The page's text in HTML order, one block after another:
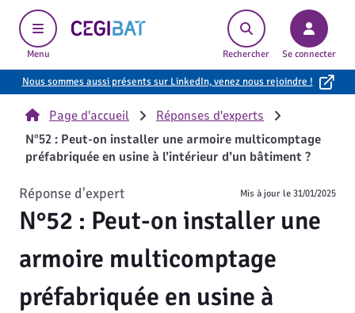
Menu
Cegibat, accueil
Rechercher Se connecter
Nous sommes aussi présents sur LinkedIn, venez nous rejoindre !
Page d'accueil
Réponses d'experts
N°52 : Peut-on installer une armoire multicomptage
préfabriquée en usine à l’intérieur d’un bâtiment ?
N°52 : Peut-on installer une
armoire multicomptage
préfabriquée en usine à
Réponse d'expert Mis à jour le31/01/2025